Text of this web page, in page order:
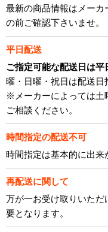
最新の商品情報はメーカ
の前ご確認下さいませ。
平日配送
ご指定可能な配送日は平
曜・日曜・祝日は配送日
※メーカーによっては土
ご相談ください。
時間指定の配送不可
時間指定は基本的に出来
再配送に関して
万が一お受け取りいた
要となります。